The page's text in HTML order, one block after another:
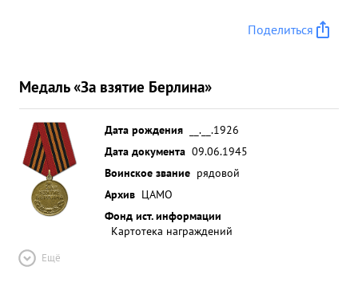
Поделиться
Медаль «За взятие Берлина»
Дата рождения
__.__.1926
Дата документа 09.06.1945
Воинское звание рядовой
Архив ЦАМО
Фонд ист. информации
Картотека награждений
Ещё